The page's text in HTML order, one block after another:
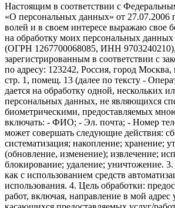
Настоящим в соответствии с
«О персональных данных» от 27.07.2006
волей и в своем интересе выражаю свое
на обработку моих персональных
(ОГРН 1267700068085, ИНН 9703240210),
зарегистрированным в соответствии с
по адресу: 123242, Россия, город
стр. 1, помещ. 13 (далее по тексту -
дается на обработку одной, нескольких
персональных данных, не являющихся
биометрическими, предоставляемых
включать: - ФИО; - Эл. почта; - Номер
может совершать следующие действия:
систематизация; накопление; хранение;
(обновление, изменение); извлечение;
блокирование; удаление; уничтожение.
как с использованием средств
использования. 4. Цель обработки:
работ, включая, направление в мой адрес